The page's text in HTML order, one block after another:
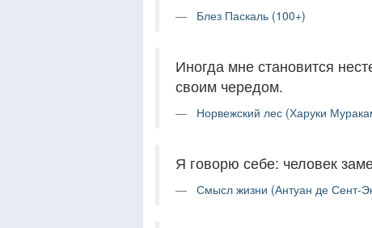
Блез Паскаль (100+)
Иногда мне становится
своим чередом.
Норвежский лес (Харуки
Я говорю себе: человек
Смысл жизни (Антуан де Сент-